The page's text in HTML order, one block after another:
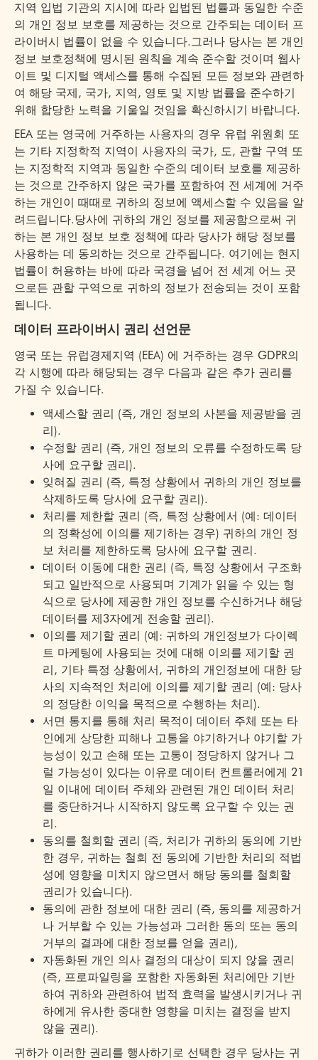
지역 입법 기관의 지시에 따라 입법된 법률과 동일한 수준
의 개인 정보 보호를 제공하는 것으로 간주되는 데이터 프
라이버시 법률이 없을 수 있습니다.그러나 당사는 본 개인
정보 보호정책에 명시된 원칙을 계속 준수할 것이며 웹사
이트 및 디지털 액세스를 통해 수집된 모든 정보와 관련하
여 해당 국제, 국가, 지역, 영토 및 지방 법률을 준수하기
위해 합당한 노력을 기울일 것임을 확신하시기 바랍니다.
EEA 또는 영국에 거주하는 사용자의 경우 유럽 위원회 또
는 기타 지정학적 지역이 사용자의 국가, 도, 관할 구역 또
는 지정학적 지역과 동일한 수준의 데이터 보호를 제공하
는 것으로 간주하지 않은 국가를 포함하여 전 세계에 거주
하는 개인이 때때로 귀하의 정보에 액세스할 수 있음을 알
려드립니다.당사에 귀하의 개인 정보를 제공함으로써 귀
하는 본 개인 정보 보호 정책에 따라 당사가 해당 정보를
사용하는 데 동의하는 것으로 간주됩니다. 여기에는 현지
법률이 허용하는 바에 따라 국경을 넘어 전 세계 어느 곳
으로든 관할 구역으로 귀하의 정보가 전송되는 것이 포함
됩니다.
데이터 프라이버시 권리 선언문
영국 또는 유럽경제지역 (EEA) 에 거주하는 경우 GDPR의
각 시행에 따라 해당되는 경우 다음과 같은 추가 권리를
가질 수 있습니다.
액세스할 권리 (즉, 개인 정보의 사본을 제공받을 권
리).
수정할 권리 (즉, 개인 정보의 오류를 수정하도록 당
사에 요구할 권리).
잊혀질 권리 (즉, 특정 상황에서 귀하의 개인 정보를
삭제하도록 당사에 요구할 권리).
처리를 제한할 권리 (즉, 특정 상황에서 (예: 데이터
의 정확성에 이의를 제기하는 경우) 귀하의 개인 정
보 처리를 제한하도록 당사에 요구할 권리.
데이터 이동에 대한 권리 (즉, 특정 상황에서 구조화
되고 일반적으로 사용되며 기계가 읽을 수 있는 형
식으로 당사에 제공한 개인 정보를 수신하거나 해당
데이터를 제3자에게 전송할 권리).
이의를 제기할 권리 (예: 귀하의 개인정보가 다이렉
트 마케팅에 사용되는 것에 대해 이의를 제기할 권
리, 기타 특정 상황에서, 귀하의 개인정보에 대한 당
사의 지속적인 처리에 이의를 제기할 권리 (예: 당사
의 정당한 이익을 목적으로 수행하는 처리).
서면 통지를 통해 처리 목적이 데이터 주체 또는 타
인에게 상당한 피해나 고통을 야기하거나 야기할 가
능성이 있고 손해 또는 고통이 정당하지 않거나 그
럴 가능성이 있다는 이유로 데이터 컨트롤러에게 21
일 이내에 데이터 주체와 관련된 개인 데이터 처리
를 중단하거나 시작하지 않도록 요구할 수 있는 권
리.
동의를 철회할 권리 (즉, 처리가 귀하의 동의에 기반
한 경우, 귀하는 철회 전 동의에 기반한 처리의 적법
성에 영향을 미치지 않으면서 해당 동의를 철회할
권리가 있습니다).
동의에 관한 정보에 대한 권리 (즉, 동의를 제공하거
나 거부할 수 있는 가능성과 그러한 동의 또는 동의
거부의 결과에 대한 정보를 얻을 권리),
자동화된 개인 의사 결정의 대상이 되지 않을 권리
(즉, 프로파일링을 포함한 자동화된 처리에만 기반
하여 귀하와 관련하여 법적 효력을 발생시키거나 귀
하에게 유사한 중대한 영향을 미치는 결정을 받지
않을 권리).
귀하가 이러한 권리를 행사하기로 선택한 경우 당사는 귀